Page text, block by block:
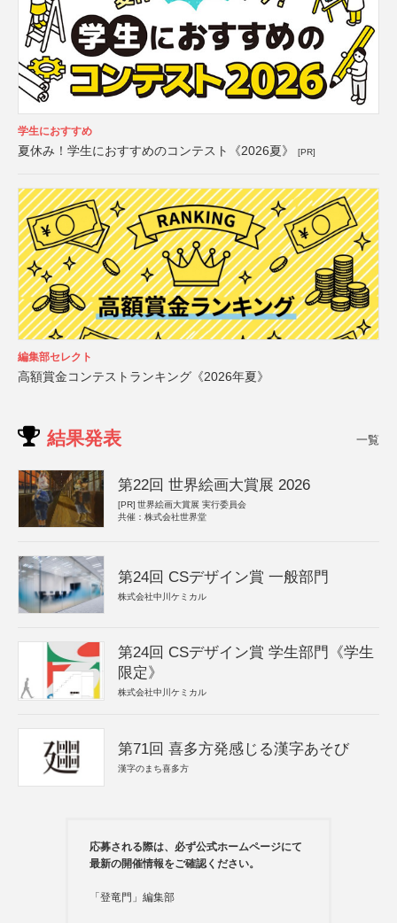
学生におすすめ
夏休み！学生におすすめのコンテスト《2026夏》 [PR]
編集部セレクト
高額賞金コンテストランキング《2026年夏》
結果発表 一覧
第22回 世界絵画大賞展 2026
[PR] 世界絵画大賞展 実行委員会
共催：株式会社世界堂
第24回 CSデザイン賞 一般部門
株式会社中川ケミカル
第24回 CSデザイン賞 学生部門《学生
限定》
株式会社中川ケミカル
第71回 喜多方発感じる漢字あそび
漢字のまち喜多方
応募される際は、必ず公式ホームページにて
最新の開催情報をご確認ください。
「登竜門」編集部